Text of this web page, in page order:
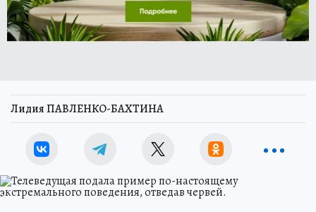
Лидия ПАВЛЕНКО-БАХТИНА